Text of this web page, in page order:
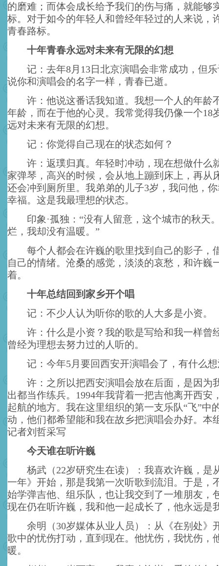
的磨难；而体会成长给予我们的伤与痛，就能够
标。对于如今的年轻人和曾经年轻过的人来说，
青春路标。
十年青春永远对未来有无限的幻想
记：去年8月13日北京演唱会非常成功，但乐
说你和演唱会的名字一样，青春已逝。
许：他说这番话我知道。我想一个人的年龄
年龄，而在于他的心灵。我常觉得我仍像一个18
远对未来有无限的幻想。
记：你觉得自己现在的状态如何？
许：返璞归真。年轻时冲动，现在想做什么
家弹琴，高兴的时候，会从地上蹦到床上，再从
还会冲到厕所里。我弟弟的儿子3岁，我问他，
幸福。这是我最理想的状态。
印象·孤独：“没有人留意，这个城市的秋天
烂，我却没有温暖。”
每个人都会在许巍的歌里找到自己的影子，
自己的情绪。沧桑的感觉，淡淡的哀愁，和许巍
着。
十年总结回到家乡开个唱
记：不少人认为听你的歌的人大多是小资。
许：什么是小资？我的歌是写给和我一样曾
曾经为理想去努力过的人听的。
记：今年5月要回西安开演唱会了，有什么想
许：之所以把西安演唱会放在后面，是因为
出都当作练兵。1994年我背着一把吉他离开西安
起航的地方。我在这里组织的第一支乐队“飞”中
动，他们都希望能和我在故乡把演唱会办好。本
记者刘哲采写
今天谁在听许巍
杨武（22岁研究生在读）：我喜欢许巍，是
一年》开始，那是我第一次听歌到流泪。于是，
始学弹吉他、组乐队，也让我交到了一堆朋友，
现在仍在听许巍，我和他一起成长了，他永远是
余明（30岁媒体从业人员）：从《在别处》
歌中的忧伤打动，直到现在。他忧伤，我忧伤，
暖。